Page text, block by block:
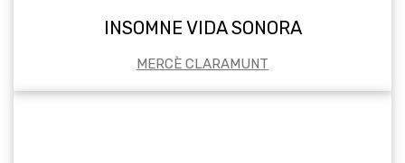
INSOMNE VIDA SONORA
MERCÈ CLARAMUNT